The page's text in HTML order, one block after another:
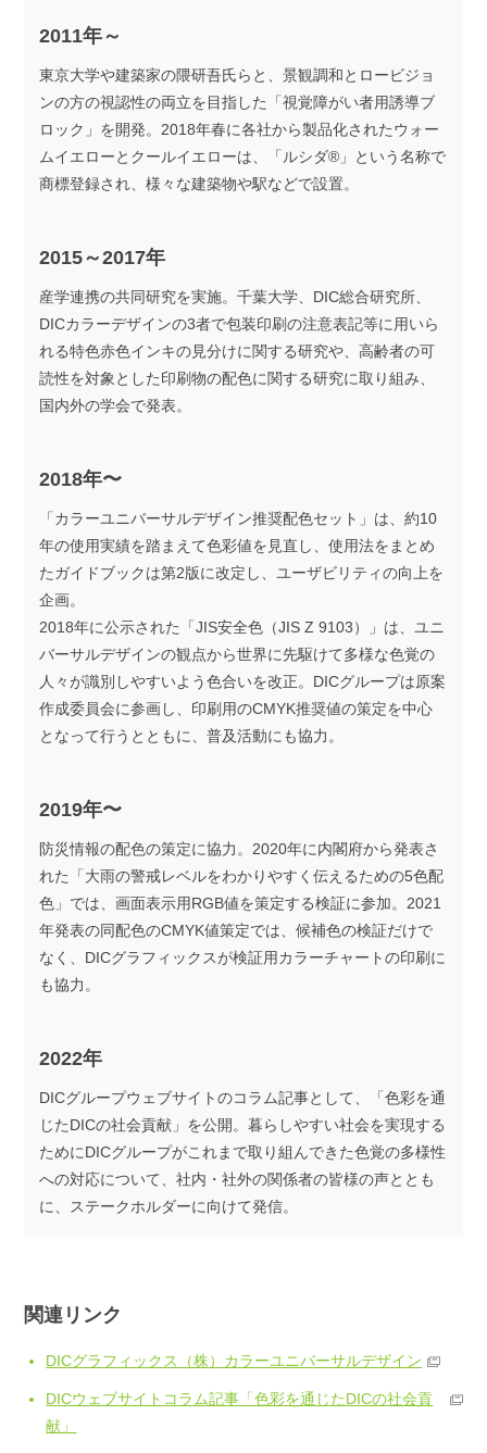
2011年～
東京大学や建築家の隈研吾氏らと、景観調和とロービジョ
ンの方の視認性の両立を目指した「視覚障がい者用誘導ブ
ロック」を開発。2018年春に各社から製品化されたウォー
ムイエローとクールイエローは、「ルシダ®」という名称で
商標登録され、様々な建築物や駅などで設置。
2015～2017年
産学連携の共同研究を実施。千葉大学、DIC総合研究所、
DICカラーデザインの3者で包装印刷の注意表記等に用いら
れる特色赤色インキの見分けに関する研究や、高齢者の可
読性を対象とした印刷物の配色に関する研究に取り組み、
国内外の学会で発表。
2018年〜
「カラーユニバーサルデザイン推奨配色セット」は、約10
年の使用実績を踏まえて色彩値を見直し、使用法をまとめ
たガイドブックは第2版に改定し、ユーザビリティの向上を
企画。
2018年に公示された「JIS安全色（JIS Z 9103）」は、ユニ
バーサルデザインの観点から世界に先駆けて多様な色覚の
人々が識別しやすいよう色合いを改正。DICグループは原案
作成委員会に参画し、印刷用のCMYK推奨値の策定を中心
となって行うとともに、普及活動にも協力。
2019年〜
防災情報の配色の策定に協力。2020年に内閣府から発表さ
れた「大雨の警戒レベルをわかりやすく伝えるための5色配
色」では、画面表示用RGB値を策定する検証に参加。2021
年発表の同配色のCMYK値策定では、候補色の検証だけで
なく、DICグラフィックスが検証用カラーチャートの印刷に
も協力。
2022年
DICグループウェブサイトのコラム記事として、「色彩を通
じたDICの社会貢献」を公開。暮らしやすい社会を実現する
ためにDICグループがこれまで取り組んできた色覚の多様性
への対応について、社内・社外の関係者の皆様の声ととも
に、ステークホルダーに向けて発信。
関連リンク
DICグラフィックス（株）カラーユニバーサルデザイン
DICウェブサイトコラム記事「色彩を通じたDICの社会貢
献」